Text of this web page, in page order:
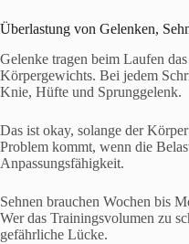
Überlastung von Gelenken,
Gelenke tragen beim Laufen
Körpergewichts. Bei jedem
Knie, Hüfte und Sprunggelenk.
Das ist okay, solange der
Problem kommt, wenn die
Anpassungsfähigkeit.
Sehnen brauchen Wochen bis
Wer das Trainingsvolumen zu
gefährliche Lücke.